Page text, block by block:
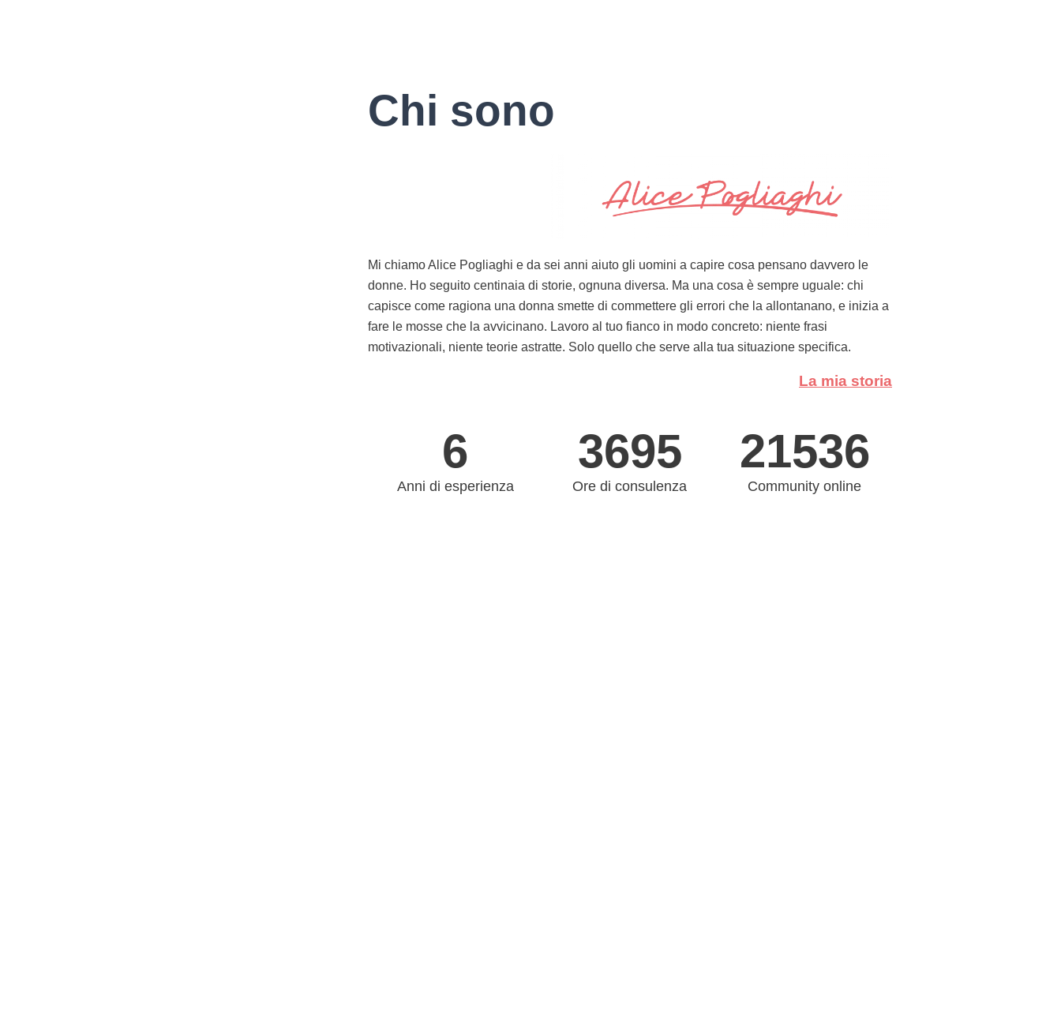
Chi sono
Mi chiamo Alice Pogliaghi e da sei anni aiuto gli uomini a capire cosa pensano davvero le
donne. Ho seguito centinaia di storie, ognuna diversa. Ma una cosa è sempre uguale: chi
capisce come ragiona una donna smette di commettere gli errori che la allontanano, e inizia a
fare le mosse che la avvicinano. Lavoro al tuo fianco in modo concreto: niente frasi
motivazionali, niente teorie astratte. Solo quello che serve alla tua situazione specifica.
La mia storia
Anni di esperienza
6
Ore di consulenza
3695
Community online
21536